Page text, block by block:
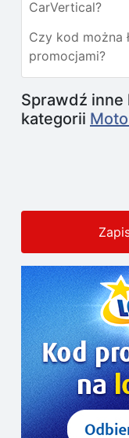
CarVertical?
Czy kod można
promocjami?
Sprawdź
kategorii